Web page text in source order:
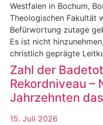
Westfalen in Bochum,
Theologischen Fakultät
Befürwortung zutage
Es ist nicht
christlich geprägte
Zahl der
Rekordniveau –
Jahrzehnten
15. Juli 2026